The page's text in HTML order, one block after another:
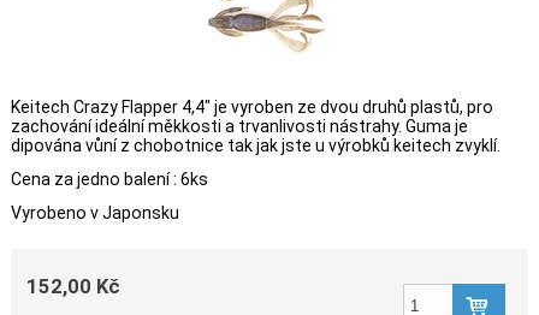
Keitech Crazy Flapper 4,4" je vyroben ze dvou druhů plastů, pro
zachování ideální měkkosti a trvanlivosti nástrahy. Guma je
dipována vůní z chobotnice tak jak jste u výrobků keitech zvyklí.
Cena za jedno balení : 6ks
Vyrobeno v Japonsku
152,00 Kč